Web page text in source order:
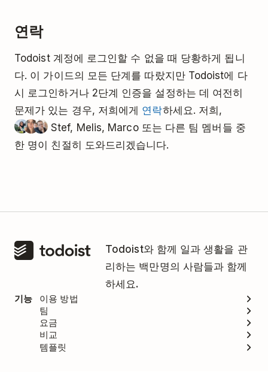
연락
Todoist 계정에 로그인할 수 없을 때 당황하게 됩니
다. 이 가이드의 모든 단계를 따랐지만 Todoist에 다
시 로그인하거나 2단계 인증을 설정하는 데 여전히
문제가 있는 경우, 저희에게 연락하세요. 저희,
Stef, Melis, Marco 또는 다른 팀 멤버들 중
한 명이 친절히 도와드리겠습니다.
Todoist와 함께 일과 생활을 관
리하는 백만명의 사람들과 함께
하세요.
기능
이용 방법
팀
요금
비교
템플릿